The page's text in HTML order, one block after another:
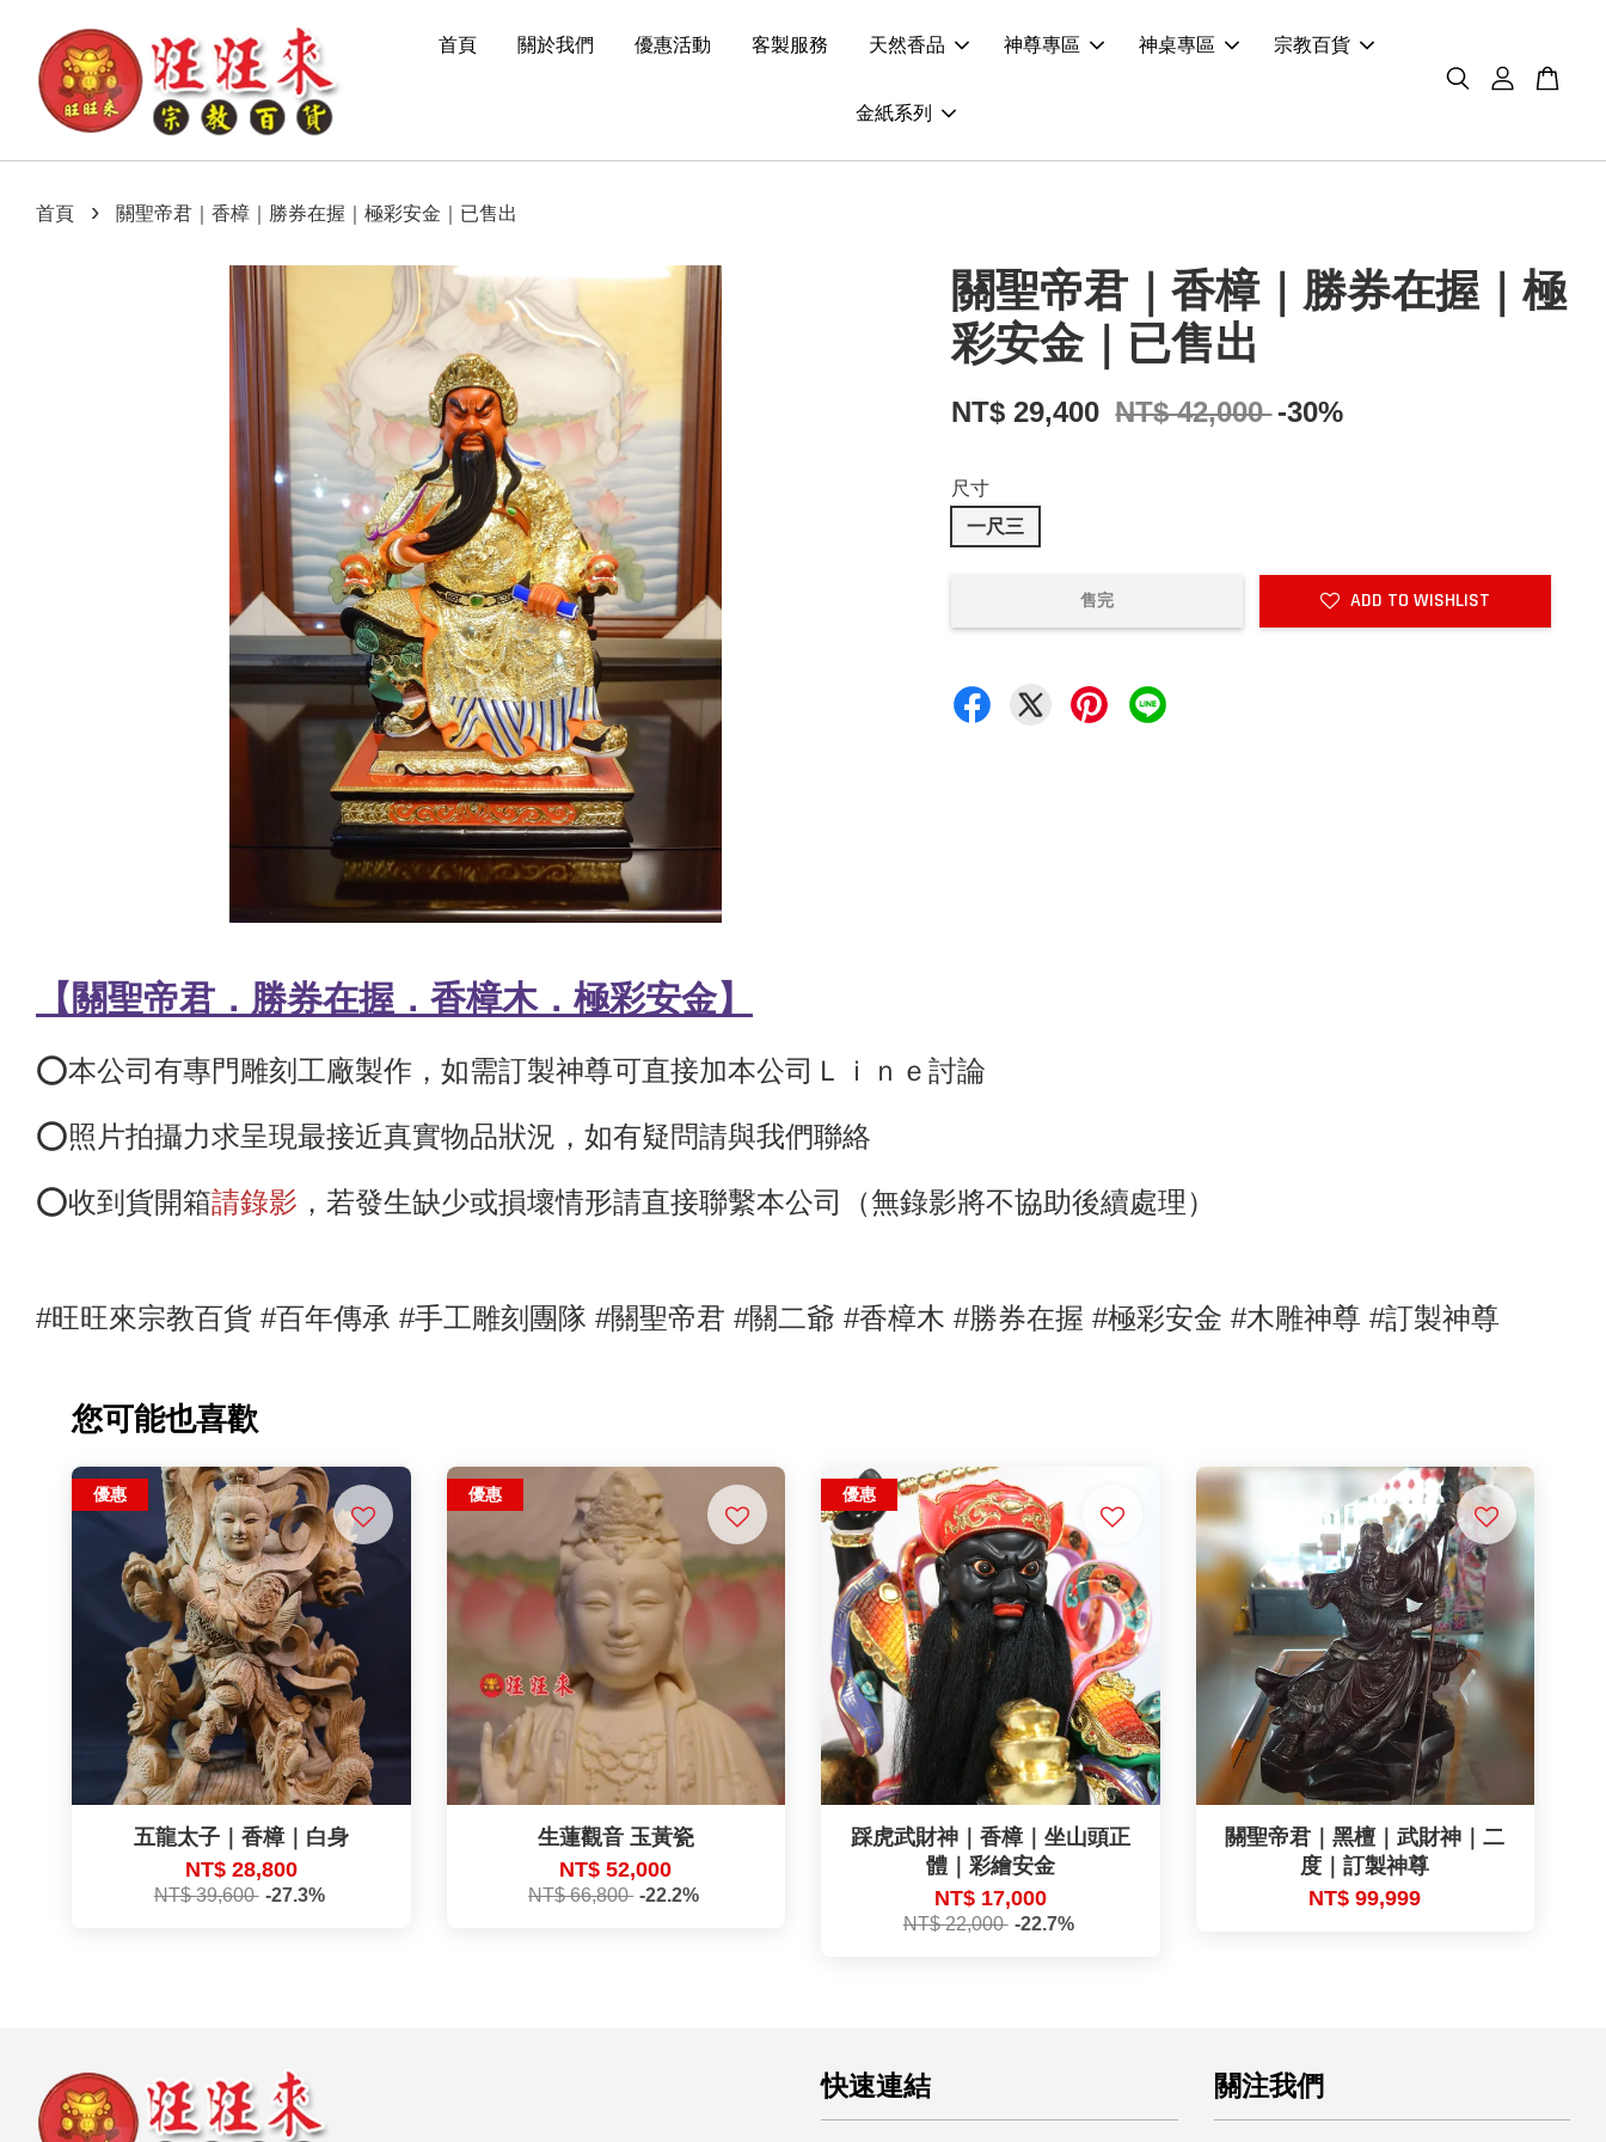
首頁 關於我們 優惠活動 客製服務 天然香品 神尊專區 神桌專區 宗教百貨
金紙系列
首頁 › 關聖帝君｜香樟｜勝券在握｜極彩安金｜已售出
關聖帝君｜香樟｜勝券在握｜極
彩安金｜已售出
NT$ 29,400 NT$ 42,000 -30%
尺寸
一尺三
售完 ADD TO WISHLIST
【關聖帝君．勝券在握．香樟木．極彩安金】
⭕️本公司有專門雕刻工廠製作，如需訂製神尊可直接加本公司Ｌｉｎｅ討論
⭕️照片拍攝力求呈現最接近真實物品狀況，如有疑問請與我們聯絡
⭕️收到貨開箱請錄影 ，若發生缺少或損壞情形請直接聯繫本公司（無錄影將不協助後續處理）
#旺旺來宗教百貨 #百年傳承 #手工雕刻團隊 #關聖帝君 #關二爺 #香樟木 #勝券在握 #極彩安金 #木雕神尊 #訂製神尊
您可能也喜歡
優惠
五龍太子｜香樟｜白身
NT$ 28,800
NT$ 39,600 -27.3%
優惠
生蓮觀音 玉黃瓷
NT$ 52,000
NT$ 66,800 -22.2%
優惠
踩虎武財神｜香樟｜坐山頭正
體｜彩繪安金
NT$ 17,000
NT$ 22,000 -22.7%
關聖帝君｜黑檀｜武財神｜二
度｜訂製神尊
NT$ 99,999
快速連結 關注我們